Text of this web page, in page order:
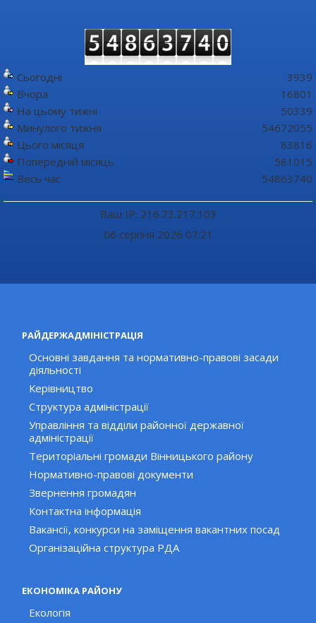
Сьогодні
Вчора
На цьому тижні
Минулого тижня
Цього місяця
Попередній місяць
Весь час
3939
16801
50339
54672055
83816
581015
54863740
Ваш IP: 216.73.217.103
06 серпня 2026 07:21
РАЙДЕРЖАДМІНІСТРАЦІЯ
Основні завдання та нормативно-правові засади
діяльності
Керівництво
Структура адміністрації
Управління та відділи районної державної
адміністрації
Територіальні громади Вінницького району
Нормативно-правові документи
Звернення громадян
Контактна інформація
Вакансії, конкурси на заміщення вакантних посад
Організаційна структура РДА
ЕКОНОМІКА РАЙОНУ
Екологія